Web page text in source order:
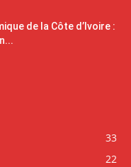
de la Côte d’Ivoire :
33
22